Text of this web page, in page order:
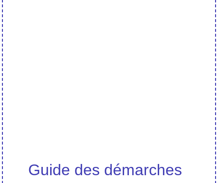
Guide des démarches